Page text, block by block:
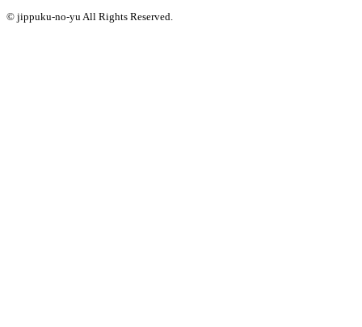
© jippuku-no-yu All Rights Reserved.